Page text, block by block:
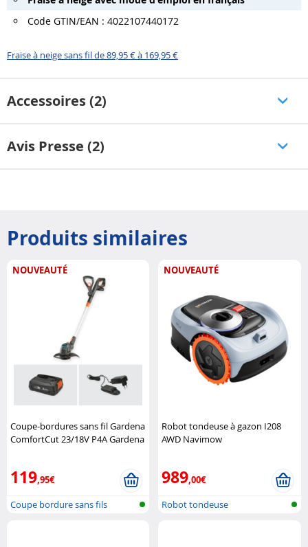
Code GTIN/EAN : 4022107440172
Fraise à neige sans fil de 89,95 € à 169,95 €
Accessoires (2)
Avis Presse (2)
Produits similaires
NOUVEAUTÉ
Coupe-bordures sans fil Gardena
ComfortCut 23/18V P4A Gardena
119,95€
Coupe bordure sans fils
NOUVEAUTÉ
Robot tondeuse à gazon I208
AWD Navimow
989,00€
Robot tondeuse